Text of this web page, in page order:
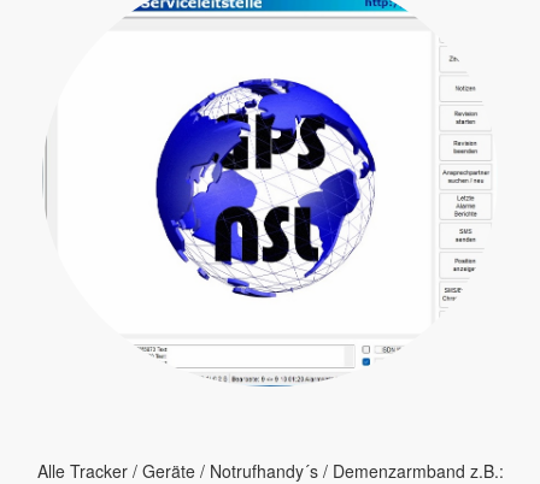
Alle Tracker / Geräte / Notrufhandy´s / Demenzarmband z.B.: